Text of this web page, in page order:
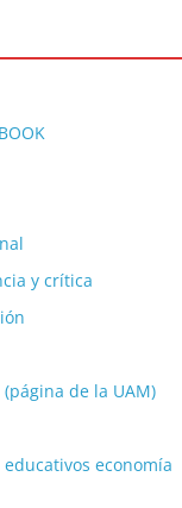
y crítica
de la UAM)
educativos economía